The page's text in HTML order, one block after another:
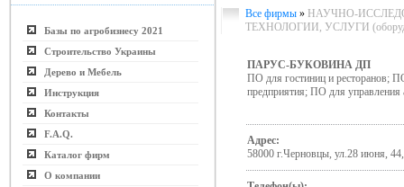
Базы по агробизнесу 2021
Строительство Украины
Дерево и Мебель
Инструкция
Контакты
F.A.Q.
Каталог фирм
О компании
Все фирмы » НАУЧНО-
ТЕХНОЛОГИИ, УСЛУГИ
ПАРУС-БУКОВИНА ДП
ПО для гостиниц и ресторанов;
предприятия; ПО для управления
Адрес:
58000 г.Черновцы, ул.28 июня,